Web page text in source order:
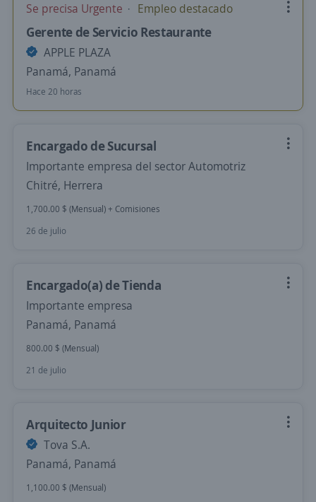
Se precisa Urgente Empleo destacado
Gerente de Servicio Restaurante
APPLE PLAZA
Panamá, Panamá
Hace 20 horas
Encargado de Sucursal
Importante empresa del sector Automotriz
Chitré, Herrera
1,700.00 $ (Mensual) + Comisiones
26 de julio
Encargado(a) de Tienda
Importante empresa
Panamá, Panamá
800.00 $ (Mensual)
21 de julio
Arquitecto Junior
Tova S.A.
Panamá, Panamá
1,100.00 $ (Mensual)